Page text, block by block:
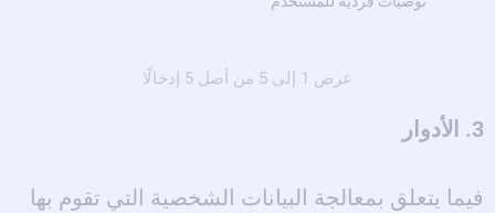
عرض 1 إلى 5 من أصل 5 إدخالًا
3. الأدوار
فيما يتعلق بمعالجة البيانات الشخصية التي تقوم بها